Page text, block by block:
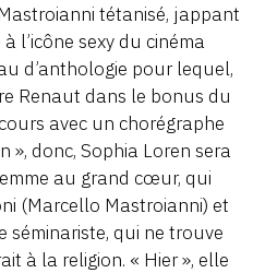
tétanisé, jappant
l’icône sexy du cinéma
d’anthologie pour lequel,
Renaut dans le bonus du
avec un chorégraphe
», donc, Sophia Loren sera
au grand cœur, qui
(Marcello Mastroianni) et
qui ne trouve
à la religion. « Hier », elle